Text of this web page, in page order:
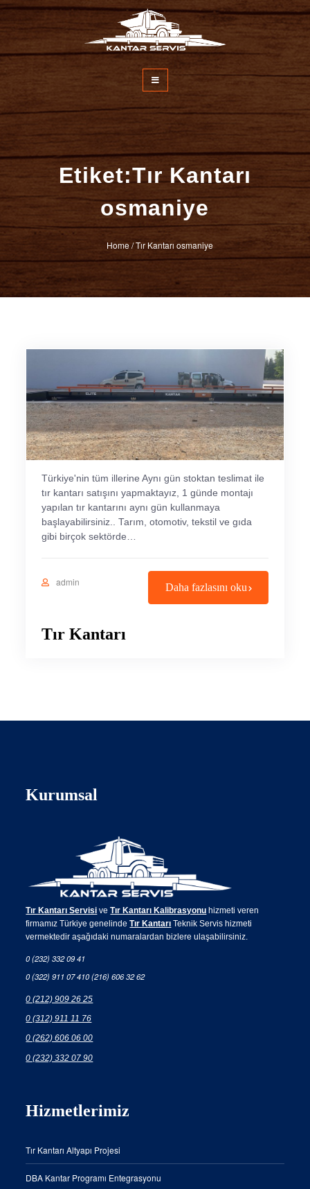
İçeriğe
Kantar Servisi
Etiket:Tır Kantarı
osmaniye
Home/Tır Kantarı osmaniye
Türkiye'nin tüm illerine Aynı gün stoktan teslimat ile
tır kantarı satışını yapmaktayız, 1 günde montajı
yapılan tır kantarını aynı gün kullanmaya
başlayabilirsiniz.. Tarım, otomotiv, tekstil ve gıda
gibi birçok sektörde…
admin Daha fazlasını oku
Tır Kantarı
Kurumsal
Tır Kantarı Servisi veTır Kantarı Kalibrasyonu hizmeti veren
firmamız Türkiye genelindeTır Kantarı Teknik Servis hizmeti
vermektedir aşağıdaki numaralardan bizlere ulaşabilirsiniz.
0 (232) 332 09 41
0 (322) 911 07 410 (216) 606 32 62
0 (212) 909 26 25
0 (312) 911 11 76
0 (262) 606 06 00
0 (232) 332 07 90
Hizmetlerimiz
Tır Kantarı Altyapı Projesi
DBA Kantar Programı Entegrasyonu